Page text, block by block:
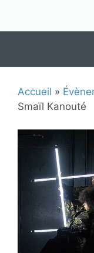
Accueil »
Smaïl Kanouté